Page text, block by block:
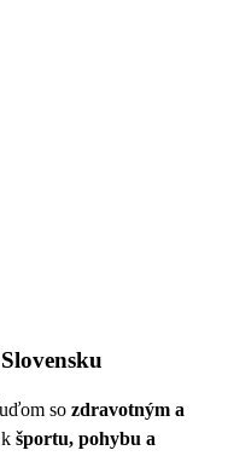
so zdravotným a
športu, pohybu a